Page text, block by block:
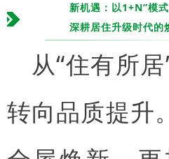
新机遇：以1+N”模式
深耕居住升级时代的
从“住有所
转向品质提升